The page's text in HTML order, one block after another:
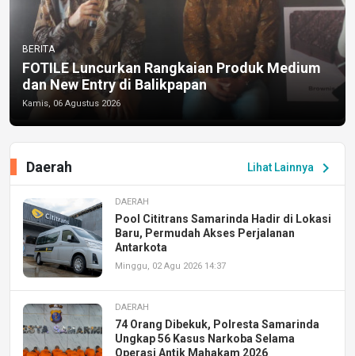
BERITA
FOTILE Luncurkan Rangkaian Produk Medium
dan New Entry di Balikpapan
Kamis, 06 Agustus 2026
Lihat Lainnya chevron_right
Daerah
DAERAH
Pool Cititrans Samarinda Hadir di Lokasi
Baru, Permudah Akses Perjalanan
Antarkota
Minggu, 02 Agu 2026 14:37
DAERAH
74 Orang Dibekuk, Polresta Samarinda
Ungkap 56 Kasus Narkoba Selama
Operasi Antik Mahakam 2026